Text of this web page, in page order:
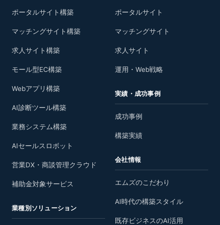
ポータルサイト構築
マッチングサイト構築
求人サイト構築
モール型EC構築
Webアプリ構築
AI診断ツール構築
業務システム構築
AIセールスロボット
営業DX・商談管理クラウド
補助金対象サービス
業種別ソリューション
ポータルサイト
マッチングサイト
求人サイト
運用・Web戦略
実績・成功事例
成功事例
構築実績
会社情報
エムズのこだわり
AI時代の構築スタイル
既存ビジネスのAI活用